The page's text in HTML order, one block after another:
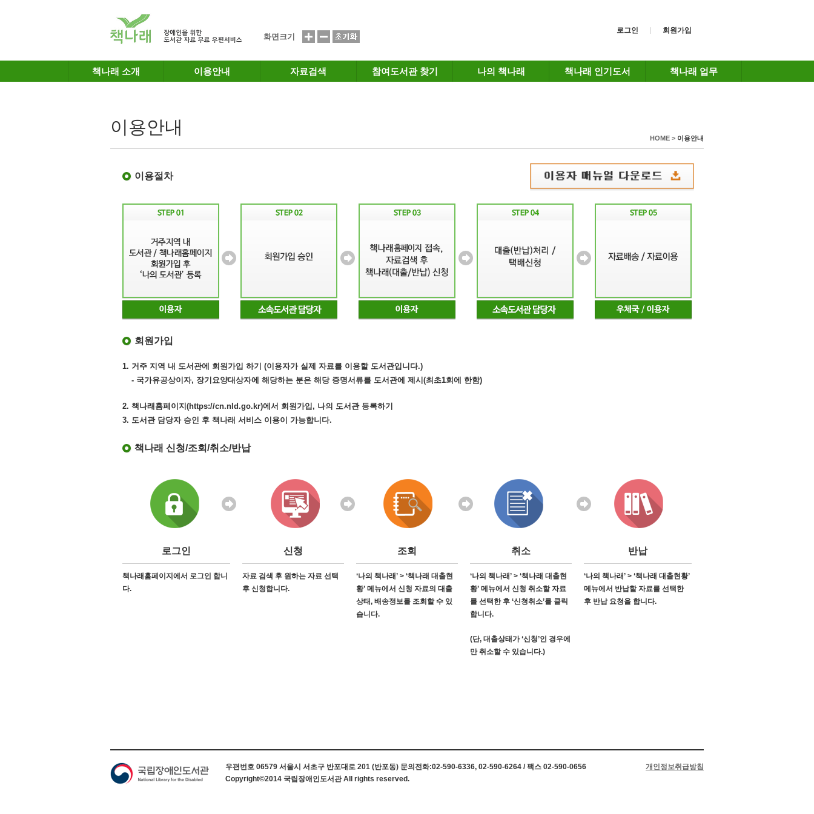
화면크기
로그인 회원가입
책나래 소개 이용안내 자료검색 참여도서관 찾기 나의 책나래 책나래 인기도서 책나래 업무
이용안내
HOME > 이용안내
이용절차
회원가입
1. 거주 지역 내 도서관에 회원가입 하기 (이용자가 실제 자료를 이용할 도서관입니다.)
- 국가유공상이자, 장기요양대상자에 해당하는 분은 해당 증명서류를 도서관에 제시(최초1회에 한함)
2. 책나래홈페이지(https://cn.nld.go.kr)에서 회원가입, 나의 도서관 등록하기
3. 도서관 담당자 승인 후 책나래 서비스 이용이 가능합니다.
책나래 신청/조회/취소/반납
로그인
책나래홈페이지에서 로그인 합니
다.
신청
자료 검색 후 원하는 자료 선택
후 신청합니다.
조회
‘나의 책나래’ > ‘책나래 대출현
황’ 메뉴에서 신청 자료의 대출
상태, 배송정보를 조회할 수 있
습니다.
취소
‘나의 책나래’ > ‘책나래 대출현
황’ 메뉴에서 신청 취소할 자료
를 선택한 후 ‘신청취소’를 클릭
합니다.
(단, 대출상태가 ‘신청’인 경우에
만 취소할 수 있습니다.)
반납
‘나의 책나래’ > ‘책나래 대출현황’
메뉴에서 반납할 자료를 선택한
후 반납 요청을 합니다.
개인정보취급방침
우편번호 06579 서울시 서초구 반포대로 201 (반포동) 문의전화:02-590-6336, 02-590-6264 / 팩스 02-590-0656
Copyright©2014 국립장애인도서관 All rights reserved.